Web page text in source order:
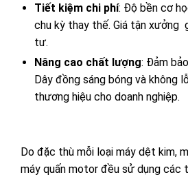
Tiết kiệm chi phí: Độ bền cơ
chu kỳ thay thế. Giá tận xưởng
tư.
Nâng cao chất lượng: Đảm
Dây đồng sáng bóng và không
thương hiệu cho doanh nghiệp.
Do đặc thù mỗi loại máy dệt kim,
máy quấn motor đều sử dụng các